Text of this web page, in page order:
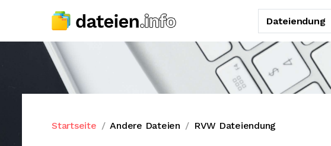
Dateiendung
Startseite Andere Dateien RVW Dateiendung